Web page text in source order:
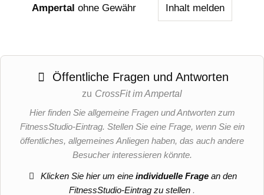
Ampertal ohne Gewähr Inhalt melden
Öffentliche Fragen und Antworten
zu CrossFit im Ampertal
Hier finden Sie allgemeine Fragen und Antworten zum
FitnessStudio-Eintrag. Stellen Sie eine Frage, wenn Sie ein
öffentliches, allgemeines Anliegen haben, das auch andere
Besucher interessieren könnte.
Klicken Sie hier um eineindividuelle Frage an den
FitnessStudio-Eintrag zu stellen .